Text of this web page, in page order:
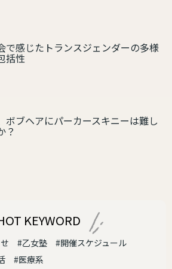
で感じたトランスジェンダーの多様
括性
ボブヘアにパーカースキニーは難し
？
KEYWORD
#乙女塾
#開催スケジュール
#医療系